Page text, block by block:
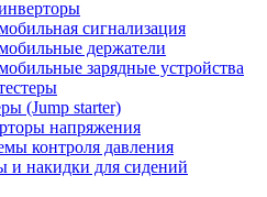
сигнализация
держатели
зарядные устройства
(Jump starter)
напряжения
контроля давления
и накидки для сидений